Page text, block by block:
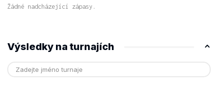
Žádné nadcházející zápasy.
Výsledky na turnajích